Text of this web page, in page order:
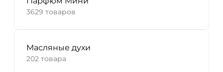
3629 товаров
Масляные духи
202 товара